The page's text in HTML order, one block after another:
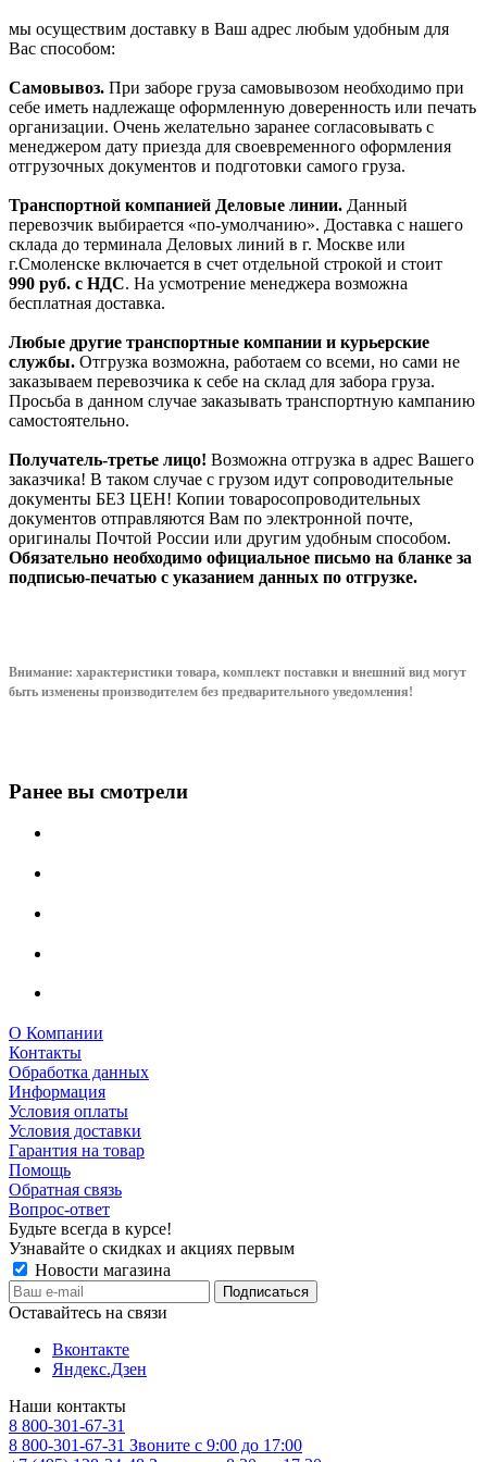
мы осуществим доставку в Ваш адрес любым удобным для
Вас способом:
Самовывоз. При заборе груза самовывозом необходимо при
себе иметь надлежаще оформленную доверенность или печать
организации. Очень желательно заранее согласовывать с
менеджером дату приезда для своевременного оформления
отгрузочных документов и подготовки самого груза.
Транспортной компанией Деловые линии. Данный
перевозчик выбирается «по-умолчанию». Доставка с нашего
склада до терминала Деловых линий в г. Москве или
г.Смоленске включается в счет отдельной строкой и стоит
990 руб. с НДС. На усмотрение менеджера возможна
бесплатная доставка.
Любые другие транспортные компании и курьерские
службы. Отгрузка возможна, работаем со всеми, но сами не
заказываем перевозчика к себе на склад для забора груза.
Просьба в данном случае заказывать транспортную кампанию
самостоятельно.
Получатель-третье лицо! Возможна отгрузка в адрес Вашего
заказчика! В таком случае с грузом идут сопроводительные
документы БЕЗ ЦЕН! Копии товаросопроводительных
документов отправляются Вам по электронной почте,
оригиналы Почтой России или другим удобным способом.
Обязательно необходимо официальное письмо на бланке за
подписью-печатью с указанием данных по отгрузке.
Внимание: характеристики товара, комплект поставки и внешний вид могут
быть изменены производителем без предварительного уведомления!
Ранее вы смотрели
О Компании
Контакты
Обработка данных
Информация
Условия оплаты
Условия доставки
Гарантия на товар
Помощь
Обратная связь
Вопрос-ответ
Будьте всегда в курсе!
Узнавайте о скидках и акциях первым
Новости магазина
Оставайтесь на связи
Вконтакте
Яндекс.Дзен
Наши контакты
8 800-301-67-31
8 800-301-67-31 Звоните с 9:00 до 17:00